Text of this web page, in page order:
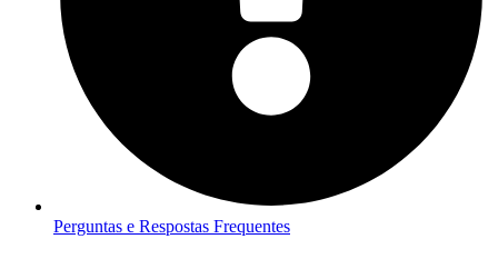
Perguntas e Respostas Frequentes